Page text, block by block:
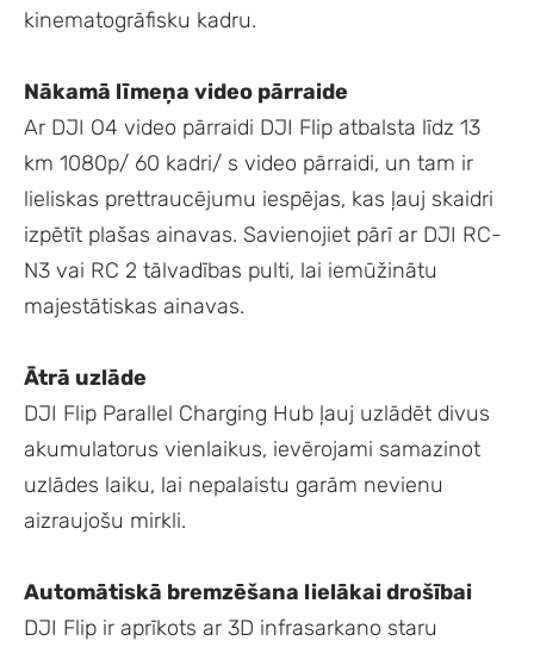
kinematogrāfisku kadru.
Nākamā līmeņa video pārraide
Ar DJI O4 video pārraidi DJI Flip atbalsta līdz 13
km 1080p/ 60 kadri/ s video pārraidi, un tam ir
lieliskas prettraucējumu iespējas, kas ļauj skaidri
izpētīt plašas ainavas. Savienojiet pārī ar DJI RC-
N3 vai RC 2 tālvadības pulti, lai iemūžinātu
majestātiskas ainavas.
Ātrā uzlāde
DJI Flip Parallel Charging Hub ļauj uzlādēt divus
akumulatorus vienlaikus, ievērojami samazinot
uzlādes laiku, lai nepalaistu garām nevienu
aizraujošu mirkli.
Automātiskā bremzēšana lielākai drošībai
DJI Flip ir aprīkots ar 3D infrasarkano staru